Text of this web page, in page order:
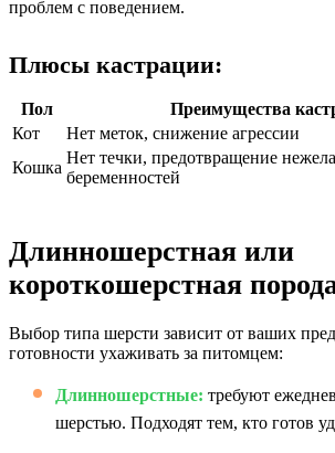
проблем с поведением.
Плюсы кастрации:
Пол
Преимущества
Кот
Нет меток, снижение агрессии
Кошка
Нет течки, предотвращение
беременностей
Длинношерстная или
короткошерстная
Выбор типа шерсти зависит от ваших
готовности ухаживать за питомцем:
Длинношерстные: требуют
шерстью. Подходят тем, кто готов